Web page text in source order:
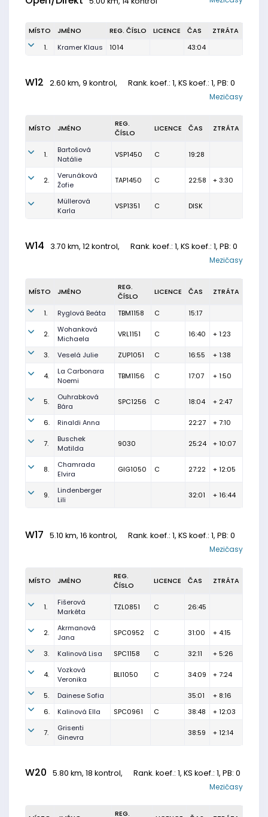
MÍSTO JMÉNO REG. ČÍSLO LICENCE ČAS
ZTRÁTA
1.
Kramer Klaus 1014 43:04
W12 2.60 km, 9 kontrol, Rank. koef.: 1, KS koef.: 1, PB: 0
Mezičasy
MÍSTO JMÉNO
REG.
ČÍSLO
LICENCE ČAS ZTRÁTA
1.
Bartošová
Natálie
VSP1450 C 19:28
2.
Verunáková
Žofie
TAP1450 C 22:58 + 3:30
Müllerová
Karla
VSP1351 C DISK
W14 3.70 km, 12 kontrol, Rank. koef.: 1, KS koef.: 1, PB: 0
Mezičasy
MÍSTO JMÉNO
REG.
ČÍSLO
LICENCE ČAS ZTRÁTA
1. Ryglová Beáta TBM1158 C 15:17
2.
Wohanková
Michaela
VRL1151 C 16:40 + 1:23
3. Veselá Julie ZUP1051 C 16:55 + 1:38
4.
La Carbonara
Noemi
TBM1156 C 17:07 + 1:50
5.
Ouhrabková
Bára
SPC1256 C 18:04 + 2:47
6. Rinaldi Anna 22:27 + 7:10
7.
Buschek
Matilda
9030 25:24 + 10:07
8.
Chamrada
Elvira
GIG1050 C 27:22 + 12:05
9.
Lindenberger
Lili
32:01 + 16:44
W17 5.10 km, 16 kontrol, Rank. koef.: 1, KS koef.: 1, PB: 0
Mezičasy
MÍSTO JMÉNO
REG.
ČÍSLO
LICENCE ČAS ZTRÁTA
1.
Fišerová
Markéta
TZL0851 C 26:45
2.
Akrmanová
Jana
SPC0952 C 31:00 + 4:15
3. Kalinová Lisa SPC1158 C 32:11 + 5:26
4.
Vozková
Veronika
BLI1050 C 34:09 + 7:24
5. Dainese Sofia 35:01
+ 8:16
6.
Kalinová Ella SPC0961 C 38:48 + 12:03
7.
Grisenti
Ginevra
38:59 + 12:14
W20 5.80 km, 18 kontrol, Rank. koef.: 1, KS koef.: 1, PB: 0
Mezičasy
REG.